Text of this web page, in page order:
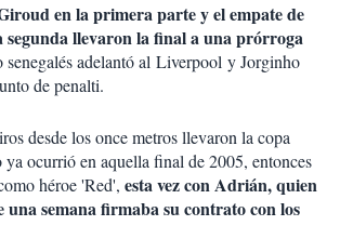
en la primera parte y el empate de
segunda llevaron la final a una prórroga
senegalés adelantó al Liverpool y Jorginho
de penalti.
desde los once metros llevaron la copa
ocurrió en aquella final de 2005, entonces
héroe 'Red', esta vez con Adrián, quien
una semana firmaba su contrato con los